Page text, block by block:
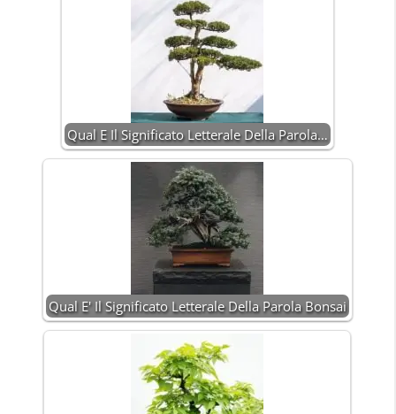
Qual E Il Significato Letterale Della Parola…
Qual E' Il Significato Letterale Della Parola Bonsai